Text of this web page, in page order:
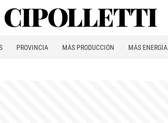
PROVINCIA MÁS PRODUCCIÓN MÁS ENERGÍA